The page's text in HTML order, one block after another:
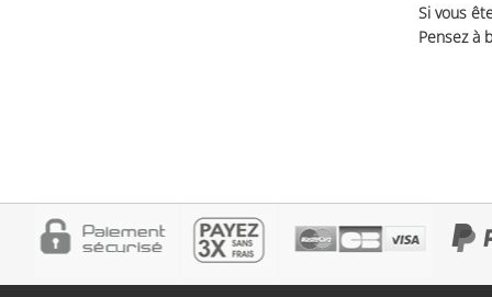
Si vous
Pensez à